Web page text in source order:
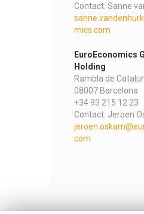
Contact: Sanne
mics.com
EuroEconomics
Holding
Rambla de
08007 Barcelona
+34 93 215 12 23
Contact: Jeroen
com